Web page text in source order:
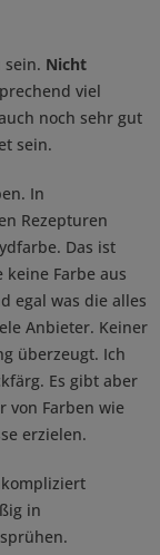
sein. Nicht
viel
noch sehr gut
sein.
In
Rezepturen
Das ist
keine Farbe aus
egal was die alles
Anbieter. Keiner
überzeugt. Ich
Es gibt aber
von Farben wie
erzielen.
in